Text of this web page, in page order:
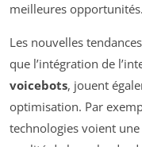
meilleures opportunités.
Les nouvelles
que l’intégration de
voicebots, jouent
optimisation. Par
technologies voient